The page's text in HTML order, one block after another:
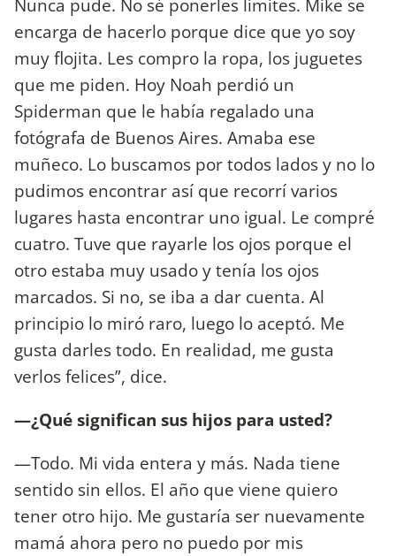
encarga de hacerlo porque dice que yo soy
muy flojita. Les compro la ropa, los juguetes
que me piden. Hoy Noah perdió un
Spiderman que le había regalado una
fotógrafa de Buenos Aires. Amaba ese
muñeco. Lo buscamos por todos lados y no lo
pudimos encontrar así que recorrí varios
lugares hasta encontrar uno igual. Le compré
cuatro. Tuve que rayarle los ojos porque el
otro estaba muy usado y tenía los ojos
marcados. Si no, se iba a dar cuenta. Al
principio lo miró raro, luego lo aceptó. Me
gusta darles todo. En realidad, me gusta
verlos felices”, dice.
—¿Qué significan sus hijos para usted?
—Todo. Mi vida entera y más. Nada tiene
sentido sin ellos. El año que viene quiero
tener otro hijo. Me gustaría ser nuevamente
mamá ahora pero no puedo por mis